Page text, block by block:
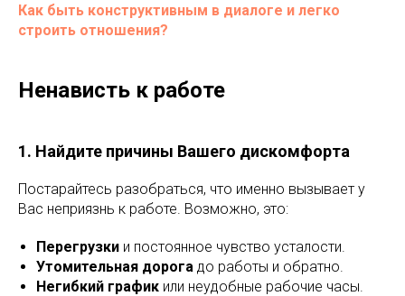
Как быть конструктивным в диалоге и легко
строить отношения?
Ненависть к работе
1. Найдите причины Вашего дискомфорта
Постарайтесь разобраться, что именно вызывает у
Вас неприязнь к работе. Возможно, это:
Перегрузки и постоянное чувство усталости.
Утомительная дорога до работы и обратно.
Негибкий график или неудобные рабочие часы.